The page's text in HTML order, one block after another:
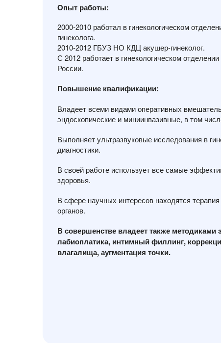
Опыт работы:
2000-2010 работал в гинекологическом
гинеколога.
2010-2012 ГБУЗ НО КДЦ акушер-гинеколог.
С 2012 работает в гинекологическом
России.
Повышение квалификации:
Владеет всеми видами оперативных
эндоскопические и миниинвазивные, в том
Выполняет ультразвуковые исследования в
диагностики.
В своей работе использует все самые
здоровья.
В сфере научных интересов находятся
органов.
В совершенстве владеет также методиками
лабиоплатика, интимный филлинг,
влагалища, аугментация точки.